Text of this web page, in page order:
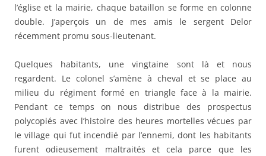
l’église et la mairie, chaque bataillon se forme en colonne
double. J’aperçois un de mes amis le sergent Delor
récemment promu sous-lieutenant.
Quelques habitants, une vingtaine sont là et nous
regardent. Le colonel s’amène à cheval et se place au
milieu du régiment formé en triangle face à la mairie.
Pendant ce temps on nous distribue des prospectus
polycopiés avec l’histoire des heures mortelles vécues par
le village qui fut incendié par l’ennemi, dont les habitants
furent odieusement maltraités et cela parce que les